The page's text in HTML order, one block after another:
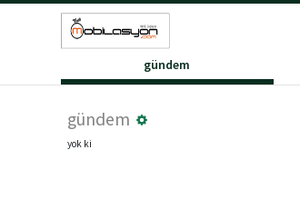
gündem
gündem
yok ki